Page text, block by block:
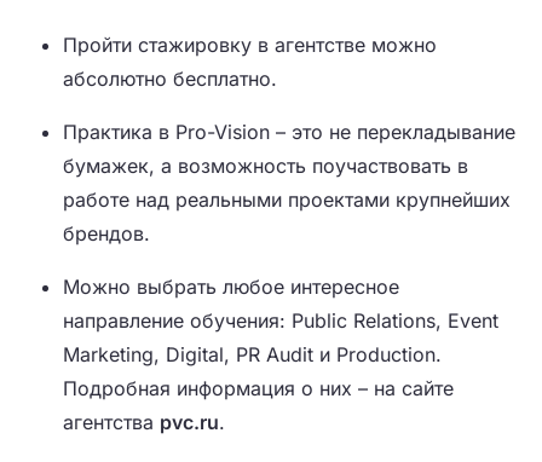
Пройти стажировку в агентстве можно
абсолютно бесплатно.
Практика в Pro-Vision – это не перекладывание
бумажек, а возможность поучаствовать в
работе над реальными проектами крупнейших
брендов.
Можно выбрать любое интересное
направление обучения: Public Relations, Event
Marketing, Digital, PR Audit и Production.
Подробная информация о них – на сайте
агентства pvc.ru.